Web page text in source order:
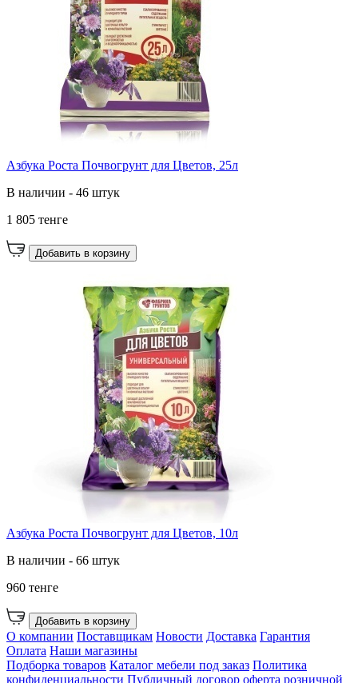
Азбука Роста Почвогрунт для Цветов, 25л
В наличии - 46 штук
1 805 тенге
Добавить в корзину
Азбука Роста Почвогрунт для Цветов, 10л
В наличии - 66 штук
960 тенге
Добавить в корзину
О компании Поставщикам Новости Доставка Гарантия
Оплата Наши магазины
Подборка товаров Каталог мебели под заказ Политика
конфиденциальности Публичный договор оферта розничной